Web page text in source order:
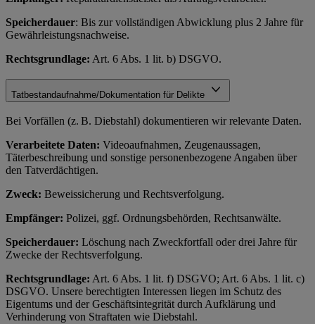
Speicherdauer: Bis zur vollständigen Abwicklung plus 2 Jahre für
Gewährleistungsnachweise.
Rechtsgrundlage: Art. 6 Abs. 1 lit. b) DSGVO.
Tatbestandaufnahme/Dokumentation für Delikte
Bei Vorfällen (z. B. Diebstahl) dokumentieren wir relevante Daten.
Verarbeitete Daten: Videoaufnahmen, Zeugenaussagen,
Täterbeschreibung und sonstige personenbezogene Angaben über
den Tatverdächtigen.
Zweck: Beweissicherung und Rechtsverfolgung.
Empfänger: Polizei, ggf. Ordnungsbehörden, Rechtsanwälte.
Speicherdauer: Löschung nach Zweckfortfall oder drei Jahre für
Zwecke der Rechtsverfolgung.
Rechtsgrundlage: Art. 6 Abs. 1 lit. f) DSGVO; Art. 6 Abs. 1 lit. c)
DSGVO. Unsere berechtigten Interessen liegen im Schutz des
Eigentums und der Geschäftsintegrität durch Aufklärung und
Verhinderung von Straftaten wie Diebstahl.